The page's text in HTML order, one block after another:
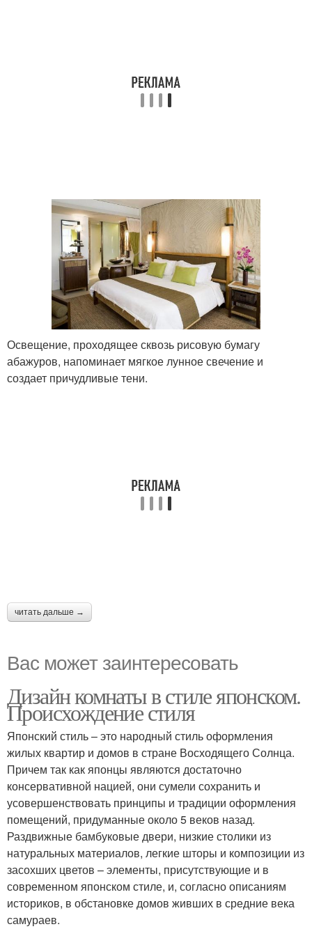
Освещение, проходящее сквозь рисовую бумагу
абажуров, напоминает мягкое лунное свечение и
создает причудливые тени.
читать дальше →
Вас может заинтересовать
Дизайн комнаты в стиле японском.
Происхождение стиля
Японский стиль – это народный стиль оформления
жилых квартир и домов в стране Восходящего Солнца.
Причем так как японцы являются достаточно
консервативной нацией, они сумели сохранить и
усовершенствовать принципы и традиции оформления
помещений, придуманные около 5 веков назад.
Раздвижные бамбуковые двери, низкие столики из
натуральных материалов, легкие шторы и композиции из
засохших цветов – элементы, присутствующие и в
современном японском стиле, и, согласно описаниям
историков, в обстановке домов живших в средние века
самураев.